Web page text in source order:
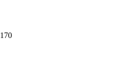
170